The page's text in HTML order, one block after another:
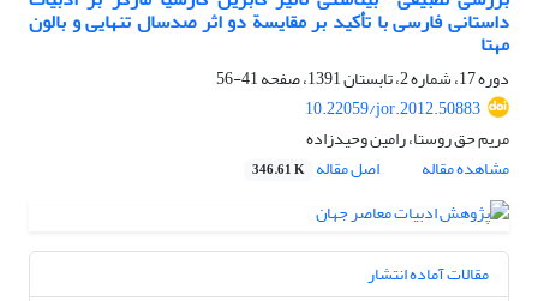
داستانی فارسی با تأکید بر مقایسة دو اثر صدسال تنهایی و بالون
مهتا
دوره 17، شماره 2، تابستان 1391، صفحه
41-56
10.22059/jor.2012.50883
مریم حق روستا، رامین وحیدزاده
مشاهده مقاله
اصل مقاله 346.61 K
مقالات آماده انتشار